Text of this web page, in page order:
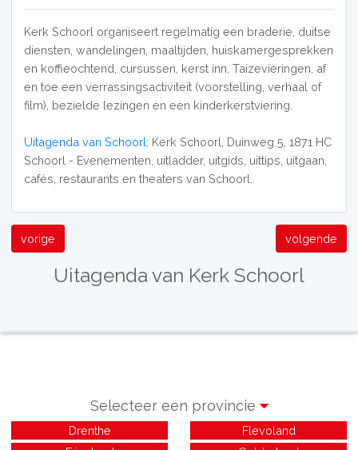
Kerk Schoorl organiseert regelmatig een braderie, duitse
diensten, wandelingen, maaltijden, huiskamergesprekken
en koffieochtend, cursussen, kerst inn, Taizevieringen, af
en toe een verrassingsactiviteit (voorstelling, verhaal of
film), bezielde lezingen en een kinderkerstviering.
Uitagenda van Schoorl: Kerk Schoorl, Duinweg 5, 1871 HC
Schoorl - Evenementen, uitladder, uitgids, uittips, uitgaan,
cafés, restaurants en theaters van Schoorl.
vorige volgende
Uitagenda van Kerk Schoorl
Selecteer een provincie
Drenthe
Flevoland